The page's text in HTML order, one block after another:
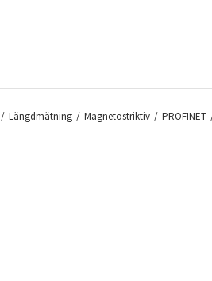
/ Längdmätning / Magnetostriktiv / PROFINET